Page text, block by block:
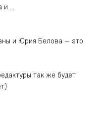
и …
и Юрия Белова — это
так же будет